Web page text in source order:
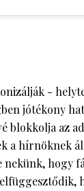
-
jótékony
blokkolja az
a hírnöknek
nekünk, hogy